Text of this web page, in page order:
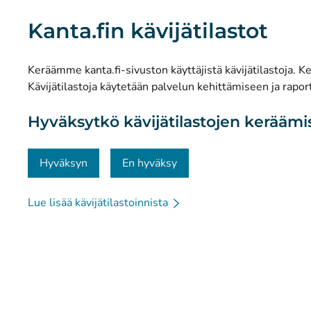
Kanta.fin kävijätilastot
Keräämme kanta.fi-sivuston käyttäjistä kävijätilastoja.
Kävijätilastoja käytetään palvelun kehittämiseen ja
Hyväksytkö kävijätilastojen
Hyväksyn En hyväksy
Lue lisää kävijätilastoinnista
Tutkimus ja tiedolla johtaminen
Tietosuoja ja saavutettavuus
Viestintä ja sosiaalinen media
© Kanta-Palvelut, Kansaneläkelaitos